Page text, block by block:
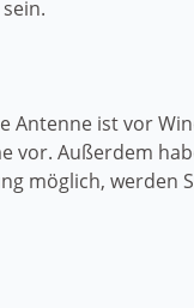
Antenne ist vor
vor. Außerdem
möglich, werden